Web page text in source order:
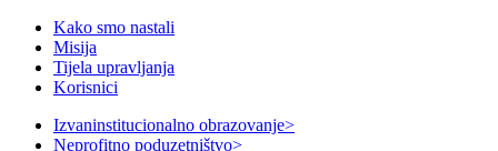
Kako smo nastali
Misija
Tijela upravljanja
Korisnici
Izvaninstitucionalno obrazovanje>
Neprofitno poduzetništvo>